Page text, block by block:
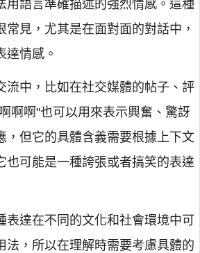
用語言準確描述的強烈情感。這種
常見，尤其是在面對面的對話中，
達情感。
流中，比如在社交媒體的帖子、評
啊啊"也可以用來表示興奮、驚訝
，但它的具體含義需要根據上下文
也可能是一種誇張或者搞笑的表達
表達在不同的文化和社會環境中可
法，所以在理解時需要考慮具體的